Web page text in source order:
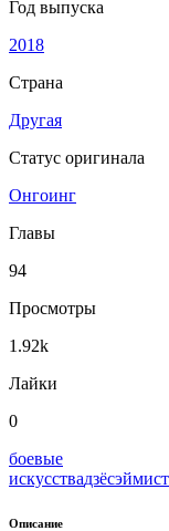
Год выпуска
2018
Страна
Другая
Статус оригинала
Онгоинг
Главы
94
Просмотры
1.92k
Лайки
0
боевые
искусствадзёсэй
Описание